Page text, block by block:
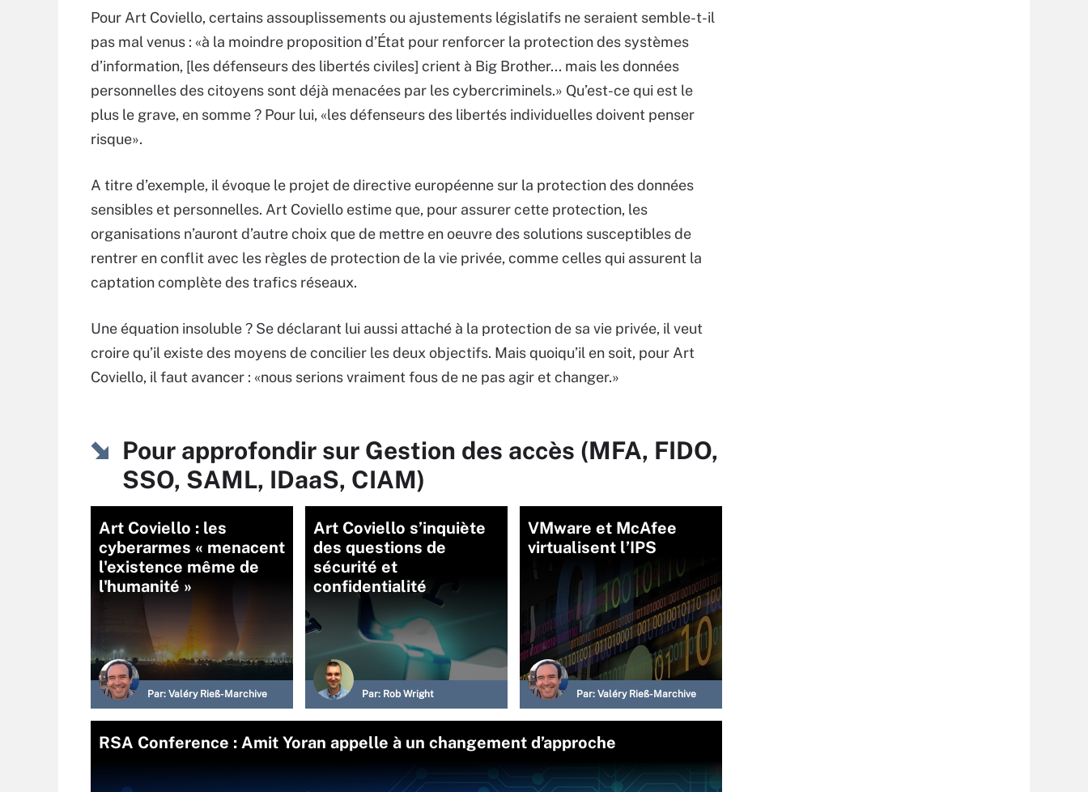
Pour Art Coviello, certains assouplissements ou ajustements législatifs ne seraient semble-t-il
pas mal venus : «à la moindre proposition d’État pour renforcer la protection des systèmes
d’information, [les défenseurs des libertés civiles] crient à Big Brother... mais les données
personnelles des citoyens sont déjà menacées par les cybercriminels.» Qu’est-ce qui est le
plus le grave, en somme ? Pour lui, «les défenseurs des libertés individuelles doivent penser
risque».
A titre d’exemple, il évoque le projet de directive européenne sur la protection des données
sensibles et personnelles. Art Coviello estime que, pour assurer cette protection, les
organisations n’auront d’autre choix que de mettre en oeuvre des solutions susceptibles de
rentrer en conflit avec les règles de protection de la vie privée, comme celles qui assurent la
captation complète des trafics réseaux.
Une équation insoluble ? Se déclarant lui aussi attaché à la protection de sa vie privée, il veut
croire qu’il existe des moyens de concilier les deux objectifs. Mais quoiqu’il en soit, pour Art
Coviello, il faut avancer : «nous serions vraiment fous de ne pas agir et changer.»
Pour approfondir sur Gestion des accès (MFA, FIDO,
SSO, SAML, IDaaS, CIAM)
Art Coviello : les
cyberarmes « menacent
l'existence même de
l'humanité »
Par: Valéry Rieß-Marchive
Art Coviello s’inquiète
des questions de
sécurité et
confidentialité
Par: Rob Wright
VMware et McAfee
virtualisent l’IPS
Par: Valéry Rieß-Marchive
RSA Conference : Amit Yoran appelle à un changement d’approche